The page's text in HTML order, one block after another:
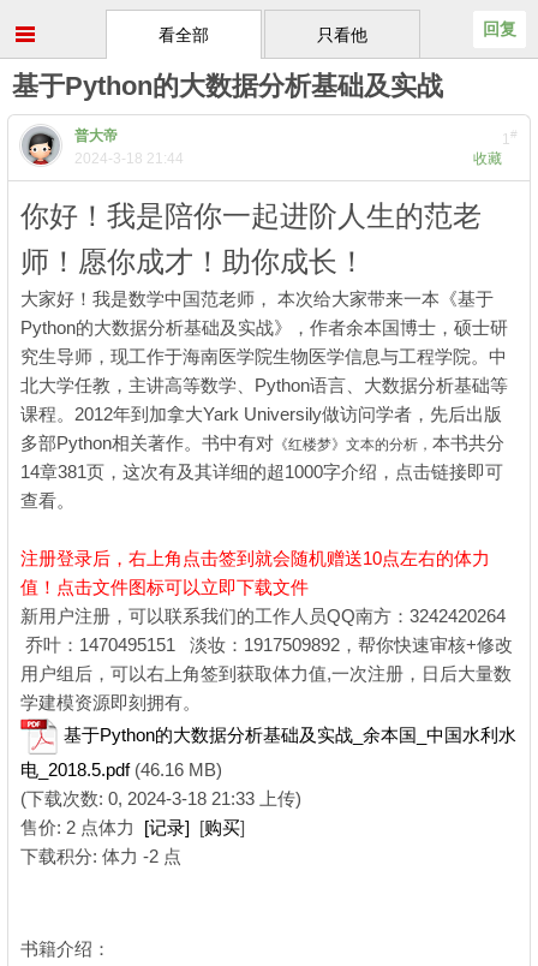
只看他
看全部 回复
基于Python的大数据分析基础及实战
1#
普大帝
收藏
2024-3-18 21:44
你好！我是陪你一起进阶人生的范老
师！愿你成才！助你成长！
大家好！我是数学中国范老师， 本次给大家带来一本《基于
Python的大数据分析基础及实战》，作者余本国博士，硕士研
究生导师，现工作于海南医学院生物医学信息与工程学院。中
北大学任教，主讲高等数学、Python语言、大数据分析基础等
课程。2012年到加拿大Yark Universily做访问学者，先后出版
多部Python相关著作。书中有对 《红楼梦》文本的分析， 本书共分
14章381页，这次有及其详细的超1000字介绍，点击链接即可
查看。
注册登录后， 右上角点击签到就会随机赠送10点左右的体力
值！点击文件图标可以立即下载文件
新用户注册，可以联系我们的工作人员QQ南方：3242420264
乔叶：1470495151 淡妆：1917509892，帮你快速审核+修改
用户组后，可以右上角签到获取体力值,一次注册，日后大量数
学建模资源即刻拥有。
基于Python的大数据分析基础及实战_余本国_中国水利水
电_2018.5.pdf (46.16 MB)
(下载次数: 0, 2024-3-18 21:33 上传)
售价: 2 点体力 [记录] [购买]
下载积分: 体力 -2 点
书籍介绍：